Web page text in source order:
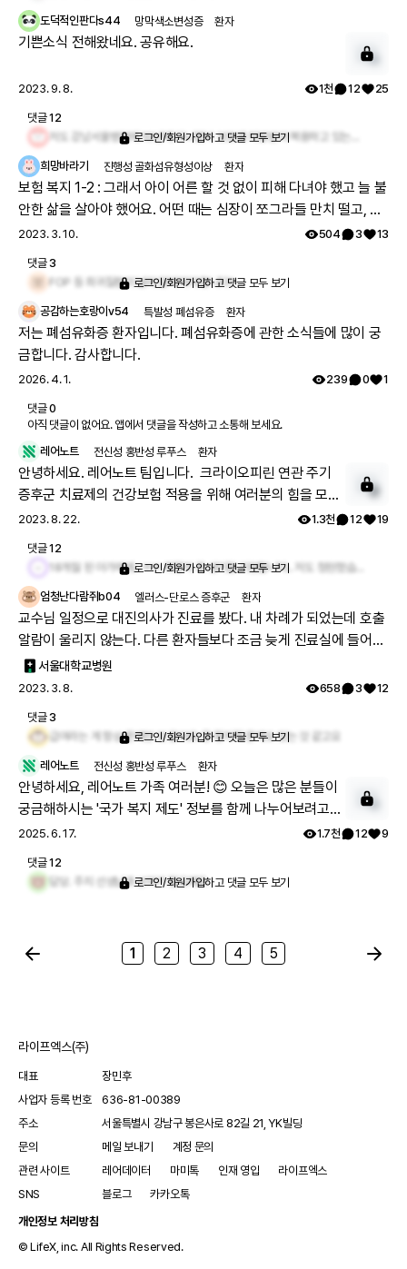
도덕적인판다s44 망막색소변성증 환자
기쁜소식 전해왔네요. 공유해요.
2023. 9. 8. 1천 12 25
댓글12
로그인/회원가입하고 댓글 모두 보기
희망바라기 진행성 골화섬유형성이상 환자
보험 복지 1-2 : 그래서 아이 어른 할 것 없이 피해 다녀야 했고 늘 불
안한 삶을 살아야 했어요. 어떤 때는 심장이 쪼그라들 만치 떨고, 몸
을 보호하고자 자존심마저도 버려야 했습니다. 어둡고 외롭고 비참
한 삶을 살았습니다. 그 당시 병명을 몰라서 설명할 수도 없었고, 말
해도 믿는 사람이 없었어요. 아무런 보호막이 없었던 저는 몸을 지키
기에 버거웠고 늘 바빴습니다. FOP를 지닌 삶은 그렇습니다. 나의
병을 말하지 못했던 시대는 가고 지금은 사람들에게 설명할 수 있고,
당당하게 세상으로 나와 FOP를 알리고 있습니다.
2023. 3. 10. 504 3 13
댓글3
FOP 등 희귀질환이 널리 알려져야 합니다!!
로그인/회원가입하고 댓글 모두 보기
공감하는호랑이v54 특발성 폐섬유증 환자
저는 폐섬유화증 환자입니다. 폐섬유화증에 관한 소식들에 많이 궁
금합니다. 감사합니다.
2026. 4. 1. 239 0 1
댓글0
아직 댓글이 없어요. 앱에서 댓글을 작성하고 소통해 보세요.
레어노트
전신성 홍반성 루푸스 환자
안녕하세요. 레어노트 팀입니다. 크라이오피린 연관 주기
증후군 치료제의 건강보험 적용을 위해 여러분의 힘을 모아
주세요. 크라이오피린 연관 주기 (발열) 증후군은 극희귀질
환에 속하는 자가면역질환으로, 레어노트에도 환자와 보호
자분들이 함께하고 계신데요. 본 질환 치료제의 건강보험 적
용을 위한 국회 청원이 진행되고 있습니다. 레어노트 공지와
홈화면의 카드를 통해서 이에 대한 소식 만나보실 수 있는데
요. 레어노트 회원분들의 많은 도움 요청드립니다. 희귀질환
환자의 치료제 접근성 확대에 레어노트도 함께하겠습니다.
2
2023. 8. 22. 1.3천 12 19
댓글12
18개월 된 아가에게.. ㅠㅠ 희망이 꼭 생기길 기원합니다.. 저도 청원했습니다!!
로그인/회원가입하고 댓글 모두 보기
엄청난다람쥐b04 엘러스-단로스 증후군 환자
교수님 일정으로 대진의사가 진료를 봤다. 내 차례가 되었는데 호출
알람이 울리지 않는다. 다른 환자들보다 조금 늦게 진료실에 들어갔
다. 의사선생님은 내 차트를 자세히 들여다보느라 나를 늦게 부른 것
이다. 진료실 안에서도 한참동안 침묵이 흐르고 여전히 내 차트에 눈
요?" 나: "빈혈 수치도 정상이고 일상 맥박이 50 밑으로 떨어지지 않
고 빈맥도 100내외로 거의 없을 때가 많아져서 전보다 일상생활의
불편함이 많이 줄었어요." 나는 궁금한 심장초음파상 박출량을 물었
고 56이라고 정상이라고 했다. 나는 조금 더 좋아졌을 줄 알았는데
정상수치를 간신히 넘겼다. 그래도 이 정도면 준수하다고 생각한다.
지난 1년 간 최악의 시기를 보내고 지금은 많이 좋아졌기 때문이다.
나는 수면중 산소포화도가 너무 낮아지는 문제를 이야기 했는데 지
속적으로 너무 낮으면 양압기를 쓰면서 수면중 산소포화도 유지를
응이 어느정도 안정적이어서 12주 뒤에 외래를 보기로 했다. 2주마
다 진료보고 검사하고 하던게 딱 1년 전부터인데 1년 만에 증상이 나
기존의 약물로 조절이 되지 않다보면 심부전에 허가가 난 약이 듣다
보니 안 쓸수가 없고 평생을 복용해야 하는데 경제력이 없어서 치료
를 못받는 일은 없어야 할 것이다.
서울대학교병원
2023. 3. 8. 658 3 12
댓글3
급여라는 게 항상 문제인 것 같아요 🥲 정치적 문제도 있는 것 같고요
로그인/회원가입하고 댓글 모두 보기
레어노트 전신성 홍반성 루푸스 환자
안녕하세요, 레어노트 가족 여러분! 😊 오늘은 많은 분들이
궁금해하시는 '국가 복지 제도' 정보를 함께 나누어보려고
해요. 진단을 받고 나면 치료에만 집중하게 되는데, 사실 우
리나라에는 환자와 가족을 위한 다양한 지원 제도들이 있어
요. 치료비 감면, 교통비 지원, 장애인 활동지원, 의료급여,
산정특례 등 생각보다 많은 혜택들이 마련되어 있죠. 하지만
가 많아서 안타까워요. 어떤 분들은 주치의나 사회복지사를
통해, 또 어떤 분들은 직접 찾아보셨을 텐데요. 신청 과정에
후기예요. 경험담을 통해서만 알 수 있는 소중한 정보들이
있거든요. 여러분의 경험이 같은 상황에 있는 다른 분들에게
정말 큰 힘이 될 거라고 생각해요. 작은 정보라도 누군가에
게는 큰 도움이 될 수 있으니까요. 💕 내가 받은 제도나 꼭
알려주고 싶은 정보가 있다면 댓글로 공유해 주세요! 😃
2025. 6. 17. 1.7천 12 9
댓글12
담당. 주치 선생님과 상의가 필요해유.로그인/회원가입하고 댓글 모두 보기
1 2 3 4 5
라이프엑스(주)
대표
장민후
사업자 등록 번호
636-81-00389
주소
서울특별시 강남구 봉은사로 82길 21, YK빌딩
문의
메일 보내기
계정 문의
관련 사이트
레어데이터 마미톡 인재 영입
라이프엑스
SNS
블로그
카카오톡
개인정보 처리방침
© LifeX, inc. All Rights Reserved.